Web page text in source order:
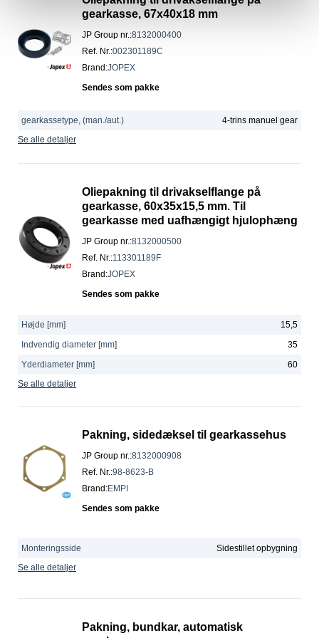
gearkasse, 67x40x18 mm
JP Group nr.:8132000400
Ref. Nr.:002301189C
Brand :JOPEX
Sendes som pakke
gearkassetype, (man./aut.)
4-trins manuel gear
Se alle detaljer
Oliepakning til drivakselflange på
gearkasse, 60x35x15,5 mm. Til
gearkasse med uafhængigt hjulophæng
JP Group nr.:8132000500
Ref. Nr.:113301189F
Brand :JOPEX
Sendes som pakke
Højde [mm]
15,5
Indvendig diameter [mm]
35
Yderdiameter [mm]
60
Se alle detaljer
Pakning, sidedæksel til gearkassehus
JP Group nr.:8132000908
Ref. Nr.:98-8623-B
Brand :EMPI
Sendes som pakke
Monteringsside
Sidestillet opbygning
Se alle detaljer
Pakning, bundkar, automatisk